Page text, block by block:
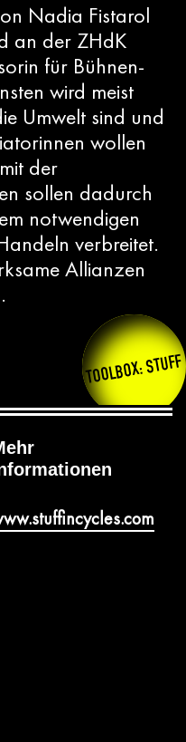
Nadia Fistarol
an der ZHdK
für Bühnen-
wird meist
Umwelt sind und
wollen
der
sollen dadurch
notwendigen
verbreitet.
Allianzen
TOOLBOX: STUFF
stuffincycles.com